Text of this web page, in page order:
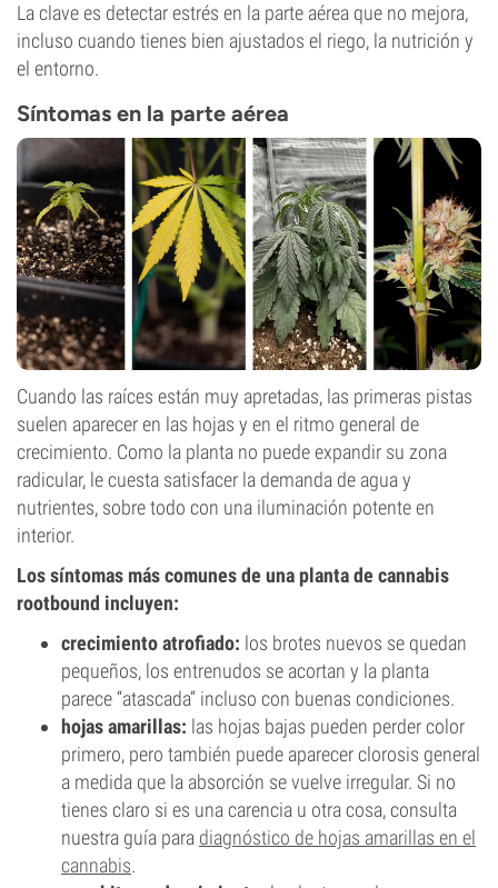
La clave es detectar estrés en la parte aérea que no mejora,
incluso cuando tienes bien ajustados el riego, la nutrición y
el entorno.
Síntomas en la parte aérea
Cuando las raíces están muy apretadas, las primeras pistas
suelen aparecer en las hojas y en el ritmo general de
crecimiento. Como la planta no puede expandir su zona
radicular, le cuesta satisfacer la demanda de agua y
nutrientes, sobre todo con una iluminación potente en
interior.
Los síntomas más comunes de una planta de cannabis
rootbound incluyen:
crecimiento atrofiado: los brotes nuevos se quedan
pequeños, los entrenudos se acortan y la planta
parece “atascada” incluso con buenas condiciones.
hojas amarillas: las hojas bajas pueden perder color
primero, pero también puede aparecer clorosis general
a medida que la absorción se vuelve irregular. Si no
tienes claro si es una carencia u otra cosa, consulta
nuestra guía para diagnóstico de hojas amarillas en el
cannabis.